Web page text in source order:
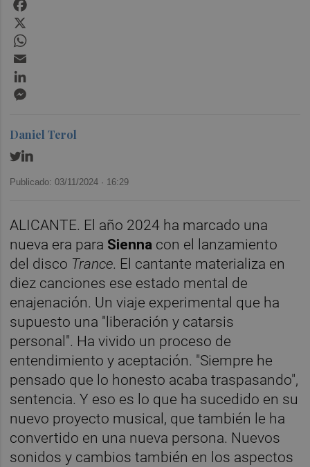
Daniel Terol
Publicado: 03/11/2024 · 16:29
ALICANTE. El año 2024 ha marcado una
nueva era para Sienna con el lanzamiento
del disco Trance. El cantante materializa en
diez canciones ese estado mental de
enajenación. Un viaje experimental que ha
supuesto una "liberación y catarsis
personal". Ha vivido un proceso de
entendimiento y aceptación. "Siempre he
pensado que lo honesto acaba traspasando",
sentencia. Y eso es lo que ha sucedido en su
nuevo proyecto musical, que también le ha
convertido en una nueva persona. Nuevos
sonidos y cambios también en los aspectos